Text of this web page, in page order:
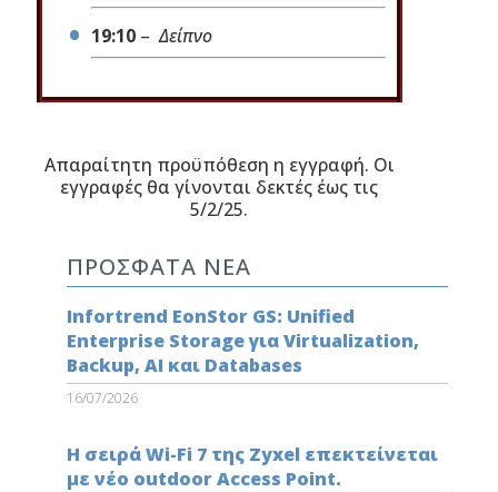
19:10– Δείπνο
Απαραίτητη προϋπόθεση η εγγραφή. Οι
εγγραφές θα γίνονται δεκτές έως τις
5/2/25.
ΠΡΟΣΦΑΤΑ ΝΕΑ
Infortrend EonStor GS: Unified
Enterprise Storage για Virtualization,
Backup, AI και Databases
16/07/2026
Η σειρά Wi-Fi 7 της Zyxel επεκτείνεται
με νέο outdoor Access Point.